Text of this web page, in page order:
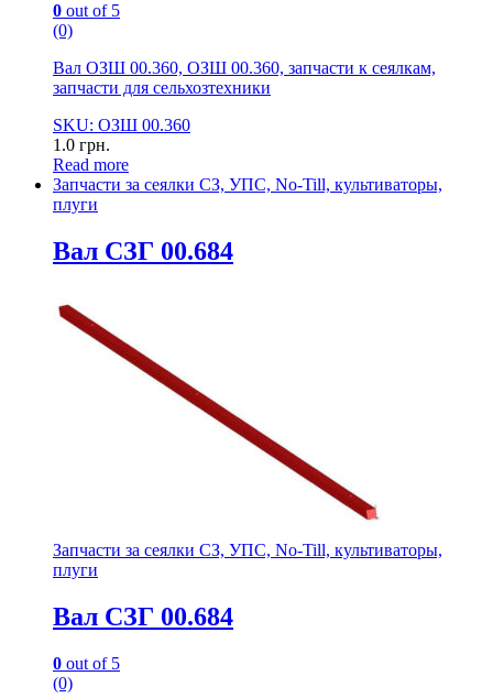
0 out of 5
(0)
Вал ОЗШ 00.360, ОЗШ 00.360, запчасти к сеялкам,
запчасти для сельхозтехники
SKU: ОЗШ 00.360
1.0 грн.
Read more
Запчасти за сеялки СЗ, УПС, No-Till, культиваторы,
плуги
Вал СЗГ 00.684
Запчасти за сеялки СЗ, УПС, No-Till, культиваторы,
плуги
Вал СЗГ 00.684
0 out of 5
(0)